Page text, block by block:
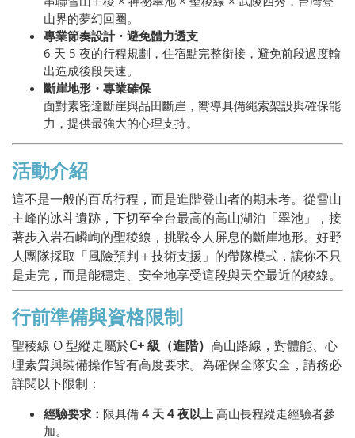
山界的夢幻回圈。
專業節奏設計・避免體力透支
6 天 5 夜的行程規劃，住宿點完整銜接，避免前段過度輸
出造成後段失速。
斷崖地形・專業確保
面對素密達斷崖與品田斷崖，嚮導具備繩索架設與確保能
力，提供最強大的心理支持。
活動介紹
這不是一般的百岳行程，而是進階登山者的期末考。從雪山
主峰的冰斗遺跡，下切至全台最高的高山湖泊「翠池」，接
著步入岩石嶙峋的聖稜線，挑戰令人屏息的斷崖地形。好野
人團隊採取「風險預判＋技術支援」的帶隊模式，讓你不只
是走完，而是能穩定、安全地享受這段與天空最近的稜線。
行前準備與資格限制
聖稜線 O 型縱走屬於C+ 級（進階） 高山路線，對體能、心
理素質與裝備操作皆有高度要求。為確保全隊安全，請務必
詳閱以下限制：
經驗要求： 限具備 4 天 4 夜以上 高山長程縱走經驗者參
加。